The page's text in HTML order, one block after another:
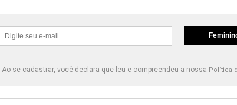
Ao se cadastrar, você declara que leu e compreendeu a nossa Política